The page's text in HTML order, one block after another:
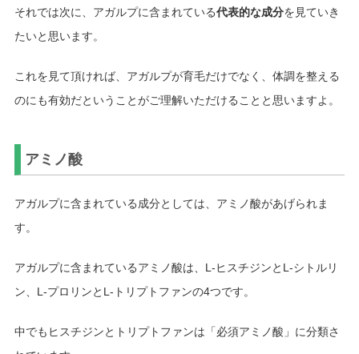
それでは次に、アガルプに含まれている代表的な成分を見ていき
たいと思います。
これを見て頂ければ、アガルプが育毛だけでなく、体調を整える
のにも有効だということがご理解いただけることと思いますよ。
アミノ酸
アガルプに含まれている成分としては、アミノ酸があげられま
す。
アガルプに含まれているアミノ酸は、L-ヒスチジンとL-シトルリ
ン、L-プロリンとL-トリプトファンの4つです。
中でもヒスチジンとトリプトファンは「必須アミノ酸」に分類さ